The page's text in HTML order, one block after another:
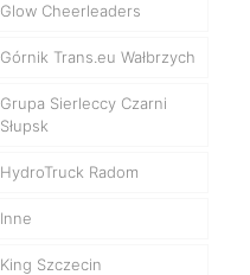
Glow Cheerleaders
Górnik Trans.eu Wałbrzych
Grupa Sierleccy Czarni
Słupsk
HydroTruck Radom
Inne
King Szczecin